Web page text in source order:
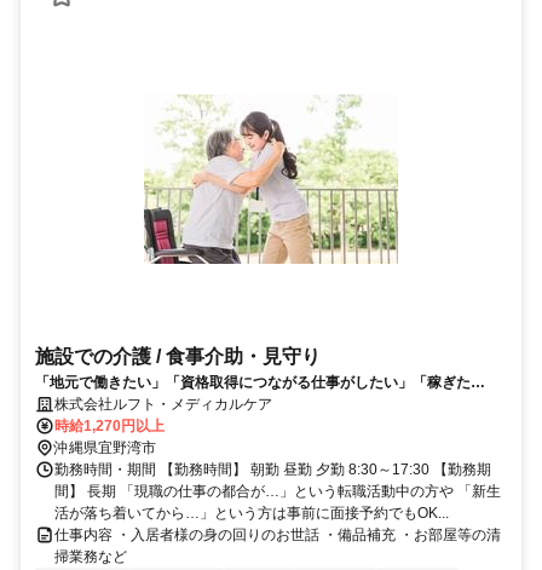
施設での介護 / 食事介助・見守り
「地元で働きたい」「資格取得につながる仕事がしたい」「稼ぎた
い！」そんな方におススメなお仕事です♪
株式会社ルフト・メディカルケア
時給1,270円以上
沖縄県宜野湾市
勤務時間・期間 【勤務時間】 朝勤 昼勤 夕勤 8:30～17:30 【勤務期
間】 長期 「現職の仕事の都合が…」という転職活動中の方や 「新生
活が落ち着いてから…」という方は事前に面接予約でもOK...
仕事内容 ・入居者様の身の回りのお世話 ・備品補充 ・お部屋等の清
掃業務など